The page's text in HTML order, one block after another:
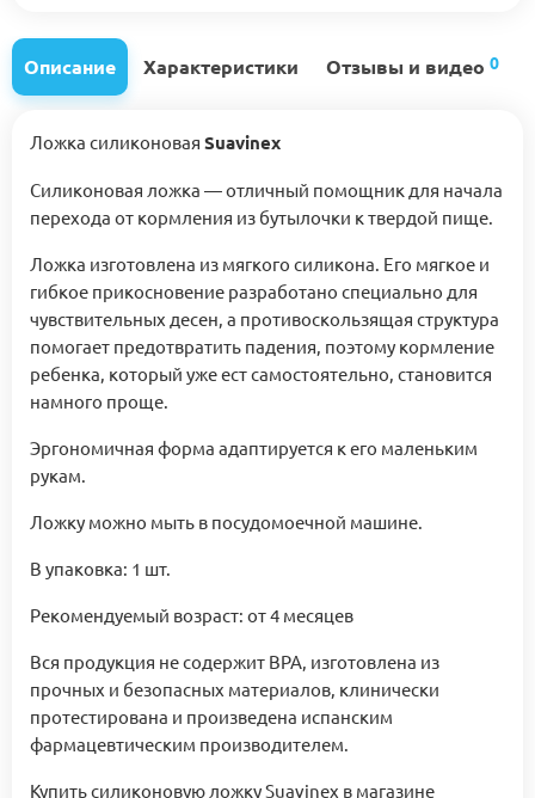
Описание Характеристики Отзывы и видео 0
Ложка силиконовая Suavinex
Силиконовая ложка — отличный помощник для начала
перехода от кормления из бутылочки к твердой пище.
Ложка изготовлена из мягкого силикона. Его мягкое и
гибкое прикосновение разработано специально для
чувствительных десен, а противоскользящая структура
помогает предотвратить падения, поэтому кормление
ребенка, который уже ест самостоятельно, становится
намного проще.
Эргономичная форма адаптируется к его маленьким
рукам.
Ложку можно мыть в посудомоечной машине.
В упаковка: 1 шт.
Рекомендуемый возраст: от 4 месяцев
Вся продукция не содержит BPA, изготовлена ​​из
прочных и безопасных материалов, клинически
протестирована и произведена испанским
фармацевтическим производителем.
Купить силиконовую ложку Suavinex в магазине